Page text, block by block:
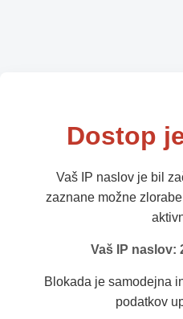
Dostop
Vaš IP naslov je bil
zaznane možne
Vaš IP naslov:
Blokada je samodejna
podatkov